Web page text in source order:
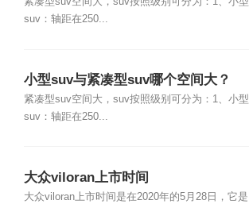
suv：轴距在250...
小型suv与紧凑型suv哪个空间大？
紧凑型suv空间大，suv按照级别可分为：1、小型
suv：轴距在250...
大众viloran上市时间
大众viloran上市时间是在2020年的5月28日，它是